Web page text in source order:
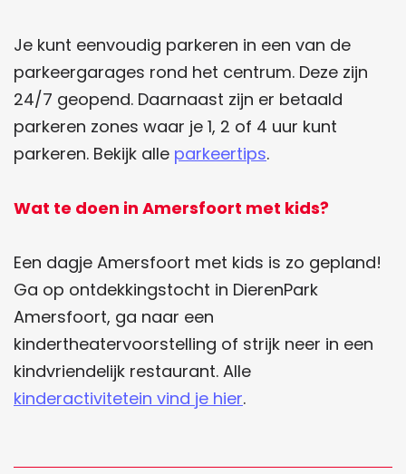
Je kunt eenvoudig parkeren in een van de
parkeergarages rond het centrum. Deze zijn
24/7 geopend. Daarnaast zijn er betaald
parkeren zones waar je 1, 2 of 4 uur kunt
parkeren. Bekijk alle parkeertips.
Wat te doen in Amersfoort met kids?
Een dagje Amersfoort met kids is zo gepland!
Ga op ontdekkingstocht in DierenPark
Amersfoort, ga naar een
kindertheatervoorstelling of strijk neer in een
kindvriendelijk restaurant. Alle
kinderactivitetein vind je hier.